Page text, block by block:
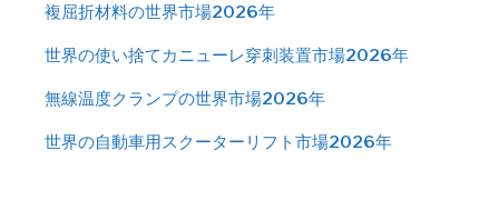
複屈折材料の世界市場2026年
世界の使い捨てカニューレ穿刺装置市場2026年
無線温度クランプの世界市場2026年
世界の自動車用スクーターリフト市場2026年